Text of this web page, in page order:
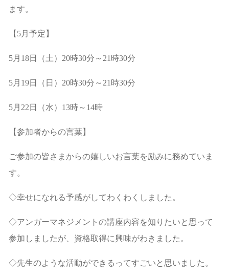
ます。
【5月予定】
5月18日（土）20時30分～21時30分
5月19日（日）20時30分～21時30分
5月22日（水）13時～14時
【参加者からの言葉】
ご参加の皆さまからの嬉しいお言葉を励みに務めていま
す。
◇幸せになれる予感がしてわくわくしました。
◇アンガーマネジメントの講座内容を知りたいと思って
参加しましたが、資格取得に興味がわきました。
◇先生のような活動ができるってすごいと思いました。